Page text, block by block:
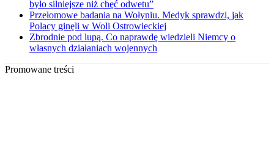
było silniejsze niż chęć odwetu”
Przełomowe badania na Wołyniu. Medyk sprawdzi, jak
Polacy ginęli w Woli Ostrowieckiej
Zbrodnie pod lupą. Co naprawdę wiedzieli Niemcy o
własnych działaniach wojennych
Promowane treści